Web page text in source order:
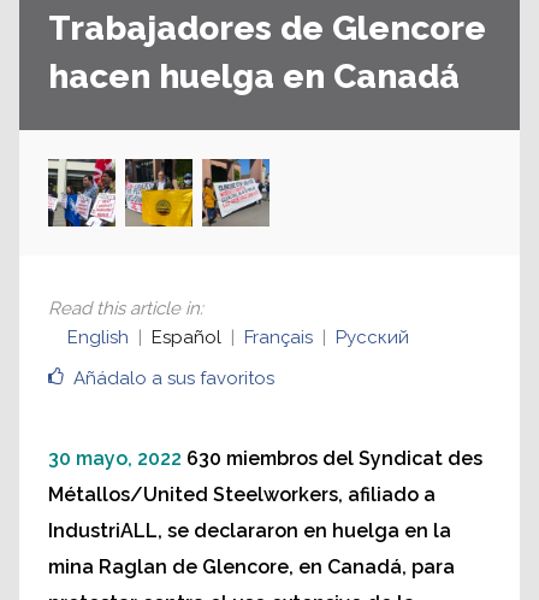
Trabajadores de Glencore
hacen huelga en Canadá
Añádalo a sus favoritos
Read this article in:
English
Español Français Русский
30 mayo, 2022 630 miembros del Syndicat des
Métallos/United Steelworkers, afiliado a
IndustriALL, se declararon en huelga en la
mina Raglan de Glencore, en Canadá, para